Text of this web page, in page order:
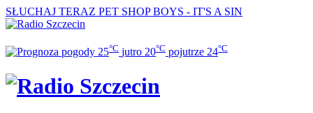
SŁUCHAJ TERAZ PET SHOP BOYS - IT'S A SIN
25°C jutro 20°C pojutrze 24°C